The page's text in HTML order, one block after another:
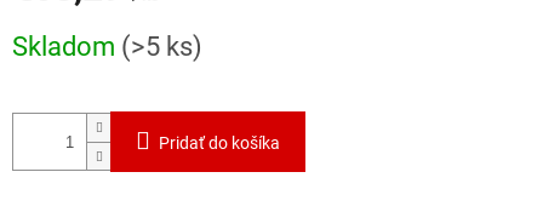
cena:
Skladom (>5 ks)
Pridať do košíka